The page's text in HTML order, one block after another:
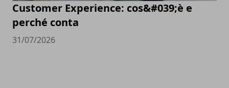
Customer Experience: cos&#039;è e
perché conta
31/07/2026